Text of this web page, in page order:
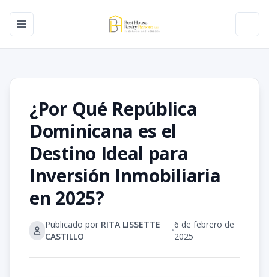
Toggle navigation menu
¿Por Qué República
Dominicana es el
Destino Ideal para
Inversión Inmobiliaria
en 2025?
Publicado por RITA LISSETTE
CASTILLO
•
6 de febrero de
2025